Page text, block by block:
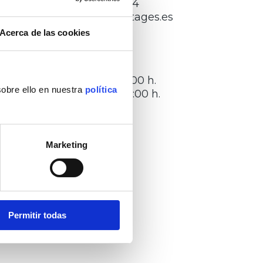
Acerca de las cookies
ello en nuestra política
Marketing
Permitir todas
691107484
info@datages.es
Horario:
8:00 – 15:00 h.
17:00 – 19:00 h.